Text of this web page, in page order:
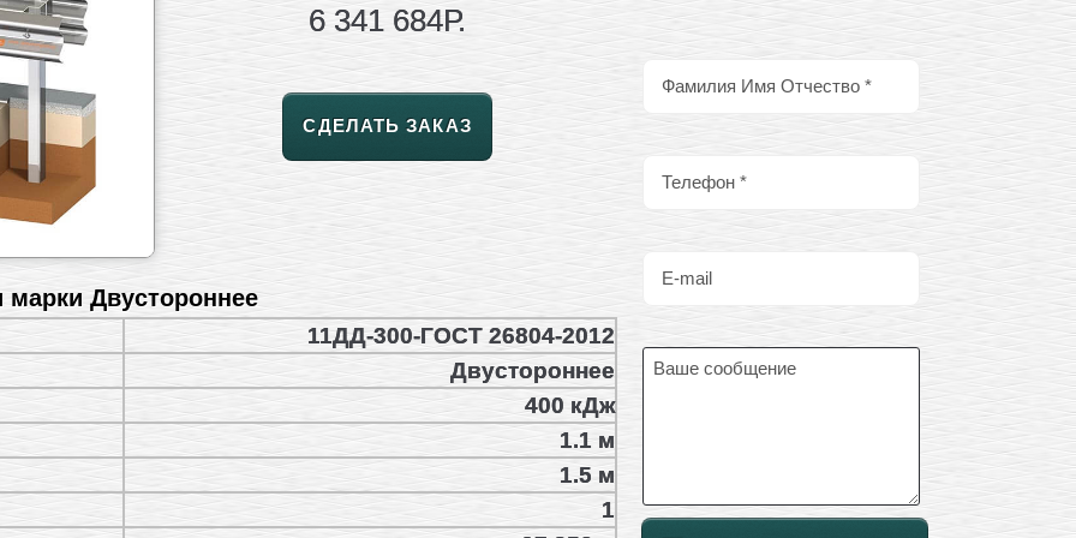
6 341 684Р.
СДЕЛАТЬ ЗАКАЗ
марки Двустороннее
11ДД-300-ГОСТ 26804-2012
Двустороннее
400 кДж
1.1 м
1.5 м
1